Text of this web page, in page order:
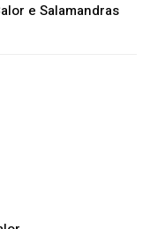
e Salamandras